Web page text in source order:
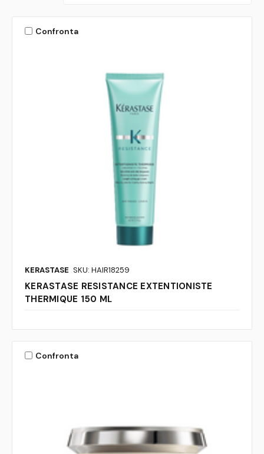
Confronta
KERASTASE SKU: HAIR18259
KERASTASE RESISTANCE EXTENTIONISTE
THERMIQUE 150 ML
Confronta